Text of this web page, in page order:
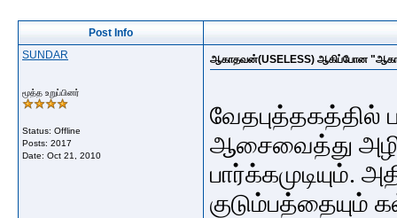
Post Info
SUNDAR
மூத்த உறுப்பினர்
Status: Offline
Posts: 2017
Date: Oct 21, 2010
ஆகாதவன்(USELESS) ஆகிப்போன
வேதபுத்தகத்தில்
ஆசைவைத்து
பார்க்கமுடியும்.
குடும்பத்தையும்